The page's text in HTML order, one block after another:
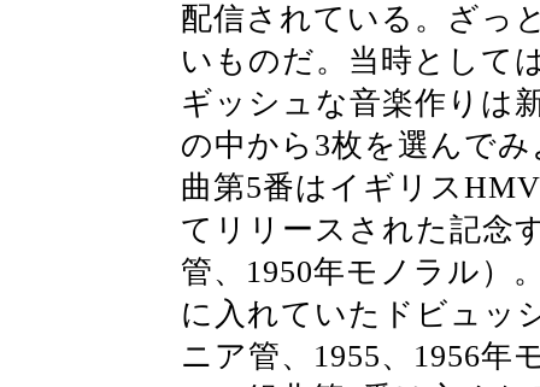
配信されている。ざっ
いものだ。当時として
ギッシュな音楽作りは
の中から3枚を選んで
曲第5番はイギリス
てリリースされた記念
管、1950年モノラル）
に入れていたドビュッ
ニア管、1955、1956年